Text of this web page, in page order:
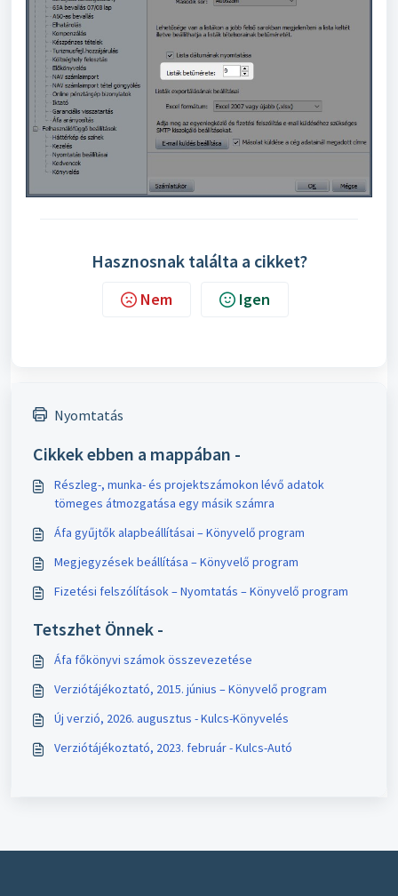
Hasznosnak találta a cikket?
Nem Igen
Nyomtatás
Cikkek ebben a mappában -
Részleg-, munka- és projektszámokon lévő adatok
tömeges átmozgatása egy másik számra
Áfa gyűjtők alapbeállításai – Könyvelő program
Megjegyzések beállítása – Könyvelő program
Fizetési felszólítások – Nyomtatás – Könyvelő program
Tetszhet Önnek -
Áfa főkönyvi számok összevezetése
Verziótájékoztató, 2015. június – Könyvelő program
Új verzió, 2026. augusztus - Kulcs-Könyvelés
Verziótájékoztató, 2023. február - Kulcs-Autó